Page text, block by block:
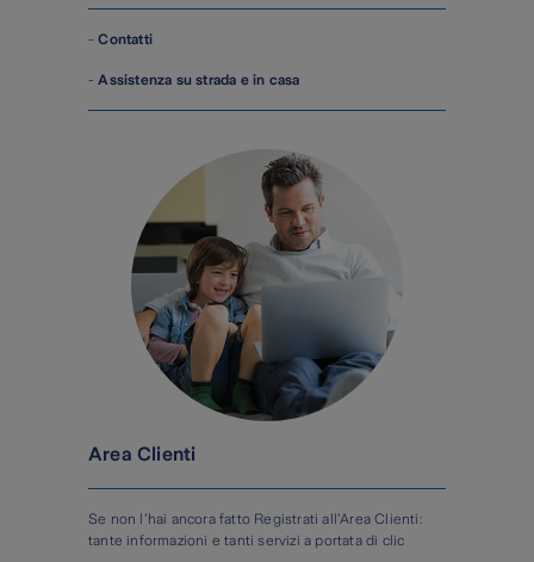
-Contatti
-Assistenza su strada e in casa
Area Clienti
Se non l'hai ancora fatto Registrati all'Area Clienti:
tante informazioni e tanti servizi a portata di clic